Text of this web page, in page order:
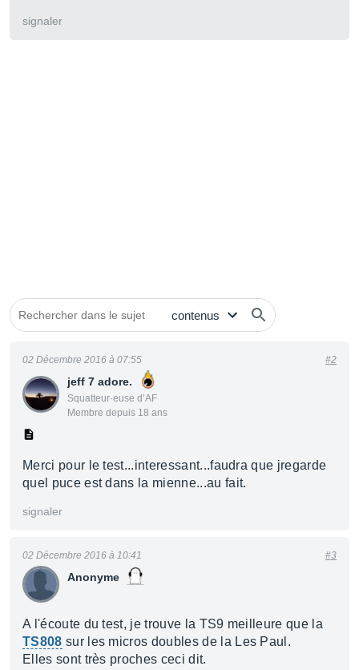
signaler
jeff 7 adore.
Squatteur·euse d’AF
Membre depuis 18 ans
02 Décembre 2016 à 07:55 #2
Merci pour le test...interessant...faudra que jregarde
quel puce est dans la mienne...au fait.
signaler
Anonyme
02 Décembre 2016 à 10:41 #3
A l'écoute du test, je trouve la TS9 meilleure que la
TS808 sur les micros doubles de la Les Paul.
Elles sont très proches ceci dit.